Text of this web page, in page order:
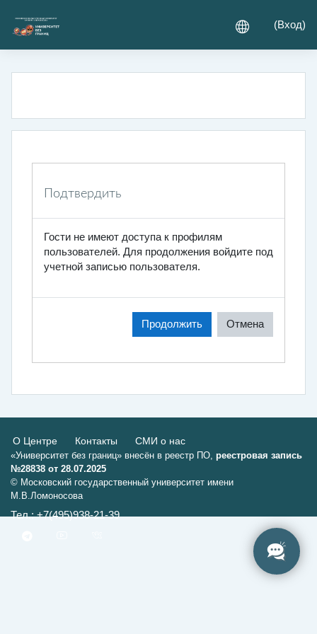
(Вход)
Подтвердить
Гости не имеют доступа к профилям
пользователей. Для продолжения войдите под
учетной записью пользователя.
Продолжить Отмена
О Центре Контакты СМИ о нас
«Университет без границ» внесён в реестр ПО, реестровая запись
№28838 от 28.07.2025
© Московский государственный университет имени
М.В.Ломоносова
Тел.: +7(495)938-21-39